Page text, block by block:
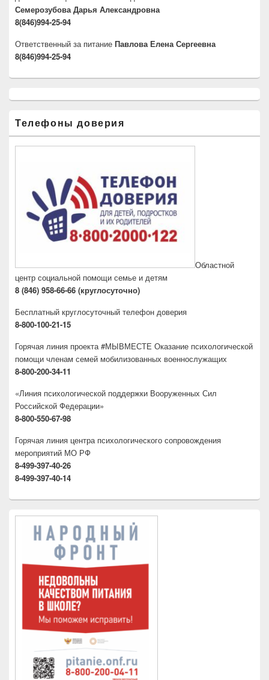
Семерозубова Дарья Александровна
8(846)994-25-94
Ответственный за питание Павлова Елена Сергеевна
8(846)994-25-94
Телефоны доверия
Областной
центр социальной помощи семье и детям
8 (846) 958-66-66 (круглосуточно)
Бесплатный круглосуточный телефон доверия
8-800-100-21-15
Горячая линия проекта #МЫВМЕСТЕ Оказание психологической
помощи членам семей мобилизованных военнослужащих
8-800-200-34-11
«Линия психологической поддержки Вооруженных Сил
Российской Федерации»
8-800-550-67-98
Горячая линия центра психологического сопровождения
мероприятий МО РФ
8-499-397-40-26
8-499-397-40-14